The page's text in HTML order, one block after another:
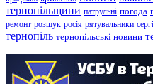
тернопільщини патрульні погода
ремонт розшук росія рятувальники
тернопіль тернопільські новини